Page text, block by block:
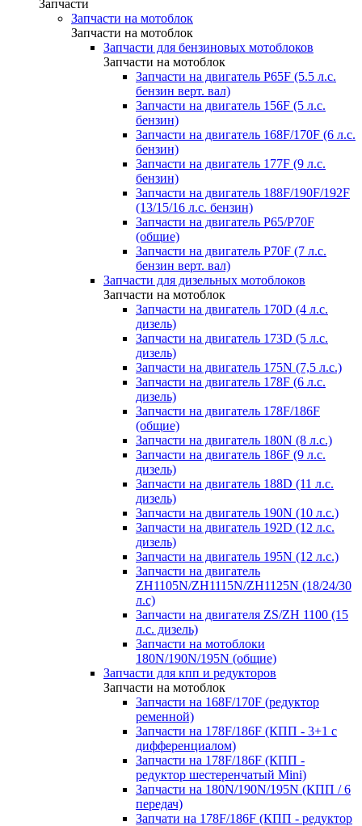
Запчасти
Запчасти на мотоблок
Запчасти на мотоблок
Запчасти для бензиновых мотоблоков
Запчасти на мотоблок
Запчасти на двигатель P65F (5.5 л.с.
бензин верт. вал)
Запчасти на двигатель 156F (5 л.с.
бензин)
Запчасти на двигатель 168F/170F (6 л.с.
бензин)
Запчасти на двигатель 177F (9 л.с.
бензин)
Запчасти на двигатель 188F/190F/192F
(13/15/16 л.с. бензин)
Запчасти на двигатель P65/P70F
(общие)
Запчасти на двигатель P70F (7 л.с.
бензин верт. вал)
Запчасти для дизельных мотоблоков
Запчасти на мотоблок
Запчасти на двигатель 170D (4 л.с.
дизель)
Запчасти на двигатель 173D (5 л.с.
дизель)
Запчасти на двигатель 175N (7,5 л.с.)
Запчасти на двигатель 178F (6 л.с.
дизель)
Запчасти на двигатель 178F/186F
(общие)
Запчасти на двигатель 180N (8 л.с.)
Запчасти на двигатель 186F (9 л.с.
дизель)
Запчасти на двигатель 188D (11 л.с.
дизель)
Запчасти на двигатель 190N (10 л.с.)
Запчасти на двигатель 192D (12 л.с.
дизель)
Запчасти на двигатель 195N (12 л.с.)
Запчасти на двигатель
ZH1105N/ZH1115N/ZH1125N (18/24/30
л.с)
Запчасти на двигателя ZS/ZH 1100 (15
л.с. дизель)
Запчасти на мотоблоки
180N/190N/195N (общие)
Запчасти для кпп и редукторов
Запчасти на мотоблок
Запчасти на 168F/170F (редуктор
ременной)
Запчасти на 178F/186F (КПП - 3+1 с
дифференциалом)
Запчасти на 178F/186F (КПП -
редуктор шестеренчатый Mini)
Запчасти на 180N/190N/195N (КПП / 6
передач)
Запчати на 178F/186F (КПП - редуктор